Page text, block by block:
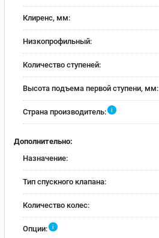
Клиренс, мм:
Низкопрофильный:
Количество ступеней:
Высота подъема первой ступени, мм:
Страна производитель: i
Дополнительно:
Назначение:
Тип спускного клапана:
Количество колес:
Опции: i